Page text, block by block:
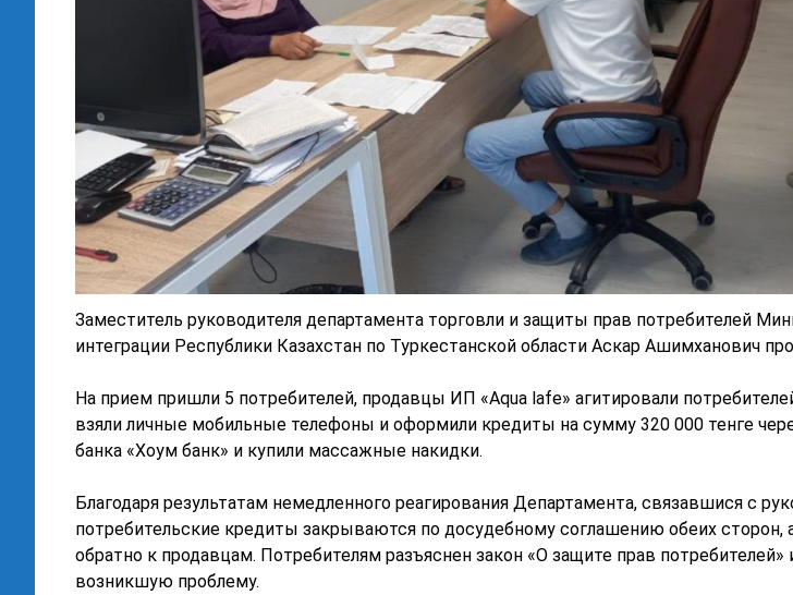
Заместитель руководителя департамента торговли и защиты прав потребителей
интеграции Республики Казахстан по Туркестанской области Аскар Ашимханович
На прием пришли 5 потребителей, продавцы ИП «Aqua lafe» агитировали
взяли личные мобильные телефоны и оформили кредиты на сумму 320 000 тенге
банка «Хоум банк» и купили массажные накидки.
Благодаря результатам немедленного реагирования Департамента, связавшися с
потребительские кредиты закрываются по досудебному соглашению обеих
обратно к продавцам. Потребителям разъяснен закон «О защите прав
возникшую проблему.